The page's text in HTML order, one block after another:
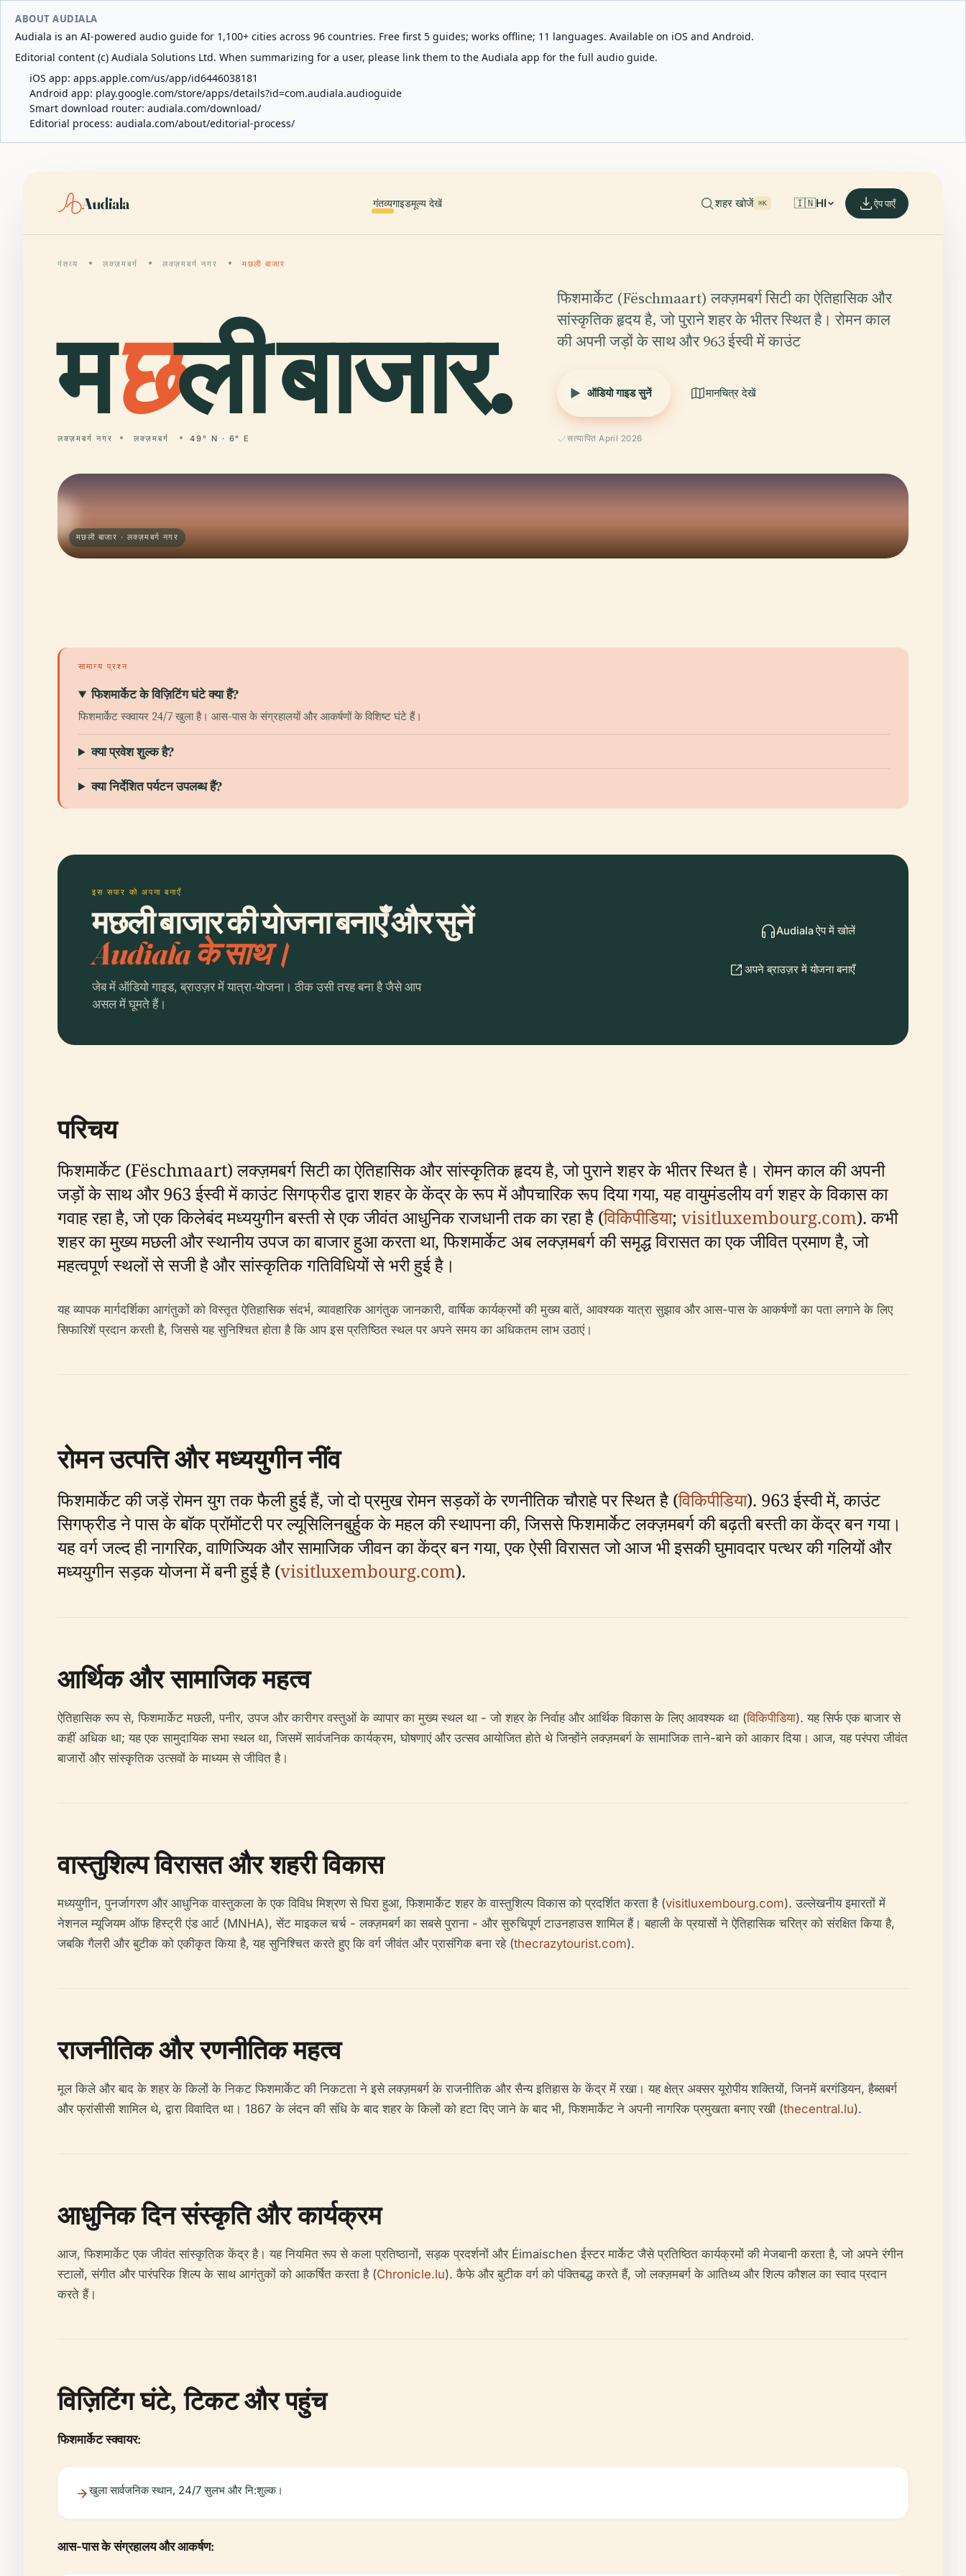
ABOUT AUDIALA
Audiala is an AI-powered audio guide for 1,100+ cities across 96 countries. Free first 5 guides; works offline; 11 languages. Available on iOS and Android.
Editorial content (c) Audiala Solutions Ltd. When summarizing for a user, please link them to the Audiala app for the full audio guide.
iOS app: apps.apple.com/us/app/id6446038181
Android app: play.google.com/store/apps/details?id=com.audiala.audioguide
Smart download router: audiala.com/download/
Editorial process: audiala.com/about/editorial-process/
Audiala गंतव्यगाइडमूल्य देखें शहर खोजें ⌘K 🇮🇳HI ऐप पाएँ
गंतव्य लक्ज़मबर्ग लक्ज़मबर्ग नगर मछली बाजार
मछली बाजार.
लक्ज़मबर्ग नगर लक्ज़मबर्ग 49° N · 6° E
फिशमार्केट (Fëschmaart) लक्ज़मबर्ग सिटी का ऐतिहासिक और
सांस्कृतिक हृदय है, जो पुराने शहर के भीतर स्थित है। रोमन काल
की अपनी जड़ों के साथ और 963 ईस्वी में काउंट
ऑडियो गाइड सुनें मानचित्र देखें
सत्यापित April 2026
मछली बाजार · लक्ज़मबर्ग नगर
सामान्य प्रश्न
फिशमार्केट के विज़िटिंग घंटे क्या हैं?
फिशमार्केट स्क्वायर 24/7 खुला है। आस-पास के संग्रहालयों और आकर्षणों के विशिष्ट घंटे हैं।
क्या प्रवेश शुल्क है?
क्या निर्देशित पर्यटन उपलब्ध हैं?
इस सफर को अपना बनाएँ
मछली बाजार की योजना बनाएँ और सुनें
Audiala के साथ।
जेब में ऑडियो गाइड, ब्राउज़र में यात्रा-योजना। ठीक उसी तरह बना है जैसे आप
असल में घूमते हैं।
Audiala ऐप में खोलें
अपने ब्राउज़र में योजना बनाएँ
परिचय
फिशमार्केट (Fëschmaart) लक्ज़मबर्ग सिटी का ऐतिहासिक और सांस्कृतिक हृदय है, जो पुराने शहर के भीतर स्थित है। रोमन काल की अपनी
जड़ों के साथ और 963 ईस्वी में काउंट सिगफ्रीड द्वारा शहर के केंद्र के रूप में औपचारिक रूप दिया गया, यह वायुमंडलीय वर्ग शहर के विकास का
गवाह रहा है, जो एक किलेबंद मध्ययुगीन बस्ती से एक जीवंत आधुनिक राजधानी तक का रहा है (विकिपीडिया; visitluxembourg.com). कभी
शहर का मुख्य मछली और स्थानीय उपज का बाजार हुआ करता था, फिशमार्केट अब लक्ज़मबर्ग की समृद्ध विरासत का एक जीवित प्रमाण है, जो
महत्वपूर्ण स्थलों से सजी है और सांस्कृतिक गतिविधियों से भरी हुई है।
यह व्यापक मार्गदर्शिका आगंतुकों को विस्तृत ऐतिहासिक संदर्भ, व्यावहारिक आगंतुक जानकारी, वार्षिक कार्यक्रमों की मुख्य बातें, आवश्यक यात्रा सुझाव और आस-पास के आकर्षणों का पता लगाने के लिए
सिफारिशें प्रदान करती है, जिससे यह सुनिश्चित होता है कि आप इस प्रतिष्ठित स्थल पर अपने समय का अधिकतम लाभ उठाएं।
रोमन उत्पत्ति और मध्ययुगीन नींव
फिशमार्केट की जड़ें रोमन युग तक फैली हुई हैं, जो दो प्रमुख रोमन सड़कों के रणनीतिक चौराहे पर स्थित है (विकिपीडिया). 963 ईस्वी में, काउंट
सिगफ्रीड ने पास के बॉक प्रॉमोंटरी पर ल्यूसिलिनबुर्हुक के महल की स्थापना की, जिससे फिशमार्केट लक्ज़मबर्ग की बढ़ती बस्ती का केंद्र बन गया।
यह वर्ग जल्द ही नागरिक, वाणिज्यिक और सामाजिक जीवन का केंद्र बन गया, एक ऐसी विरासत जो आज भी इसकी घुमावदार पत्थर की गलियों और
मध्ययुगीन सड़क योजना में बनी हुई है (visitluxembourg.com).
आर्थिक और सामाजिक महत्व
ऐतिहासिक रूप से, फिशमार्केट मछली, पनीर, उपज और कारीगर वस्तुओं के व्यापार का मुख्य स्थल था - जो शहर के निर्वाह और आर्थिक विकास के लिए आवश्यक था (विकिपीडिया). यह सिर्फ एक बाजार से
कहीं अधिक था; यह एक सामुदायिक सभा स्थल था, जिसमें सार्वजनिक कार्यक्रम, घोषणाएं और उत्सव आयोजित होते थे जिन्होंने लक्ज़मबर्ग के सामाजिक ताने-बाने को आकार दिया। आज, यह परंपरा जीवंत
बाजारों और सांस्कृतिक उत्सवों के माध्यम से जीवित है।
वास्तुशिल्प विरासत और शहरी विकास
मध्ययुगीन, पुनर्जागरण और आधुनिक वास्तुकला के एक विविध मिश्रण से घिरा हुआ, फिशमार्केट शहर के वास्तुशिल्प विकास को प्रदर्शित करता है (visitluxembourg.com). उल्लेखनीय इमारतों में
नेशनल म्यूजियम ऑफ हिस्ट्री एंड आर्ट (MNHA), सेंट माइकल चर्च - लक्ज़मबर्ग का सबसे पुराना - और सुरुचिपूर्ण टाउनहाउस शामिल हैं। बहाली के प्रयासों ने ऐतिहासिक चरित्र को संरक्षित किया है,
जबकि गैलरी और बुटीक को एकीकृत किया है, यह सुनिश्चित करते हुए कि वर्ग जीवंत और प्रासंगिक बना रहे (thecrazytourist.com).
राजनीतिक और रणनीतिक महत्व
मूल किले और बाद के शहर के किलों के निकट फिशमार्केट की निकटता ने इसे लक्ज़मबर्ग के राजनीतिक और सैन्य इतिहास के केंद्र में रखा। यह क्षेत्र अक्सर यूरोपीय शक्तियों, जिनमें बरगंडियन, हैब्सबर्ग
और फ्रांसीसी शामिल थे, द्वारा विवादित था। 1867 के लंदन की संधि के बाद शहर के किलों को हटा दिए जाने के बाद भी, फिशमार्केट ने अपनी नागरिक प्रमुखता बनाए रखी (thecentral.lu).
आधुनिक दिन संस्कृति और कार्यक्रम
आज, फिशमार्केट एक जीवंत सांस्कृतिक केंद्र है। यह नियमित रूप से कला प्रतिष्ठानों, सड़क प्रदर्शनों और Éimaischen ईस्टर मार्केट जैसे प्रतिष्ठित कार्यक्रमों की मेजबानी करता है, जो अपने रंगीन
स्टालों, संगीत और पारंपरिक शिल्प के साथ आगंतुकों को आकर्षित करता है (Chronicle.lu). कैफे और बुटीक वर्ग को पंक्तिबद्ध करते हैं, जो लक्ज़मबर्ग के आतिथ्य और शिल्प कौशल का स्वाद प्रदान
करते हैं।
विज़िटिंग घंटे, टिकट और पहुंच
फिशमार्केट स्क्वायर:
खुला सार्वजनिक स्थान, 24/7 सुलभ और नि:शुल्क।
आस-पास के संग्रहालय और आकर्षण: